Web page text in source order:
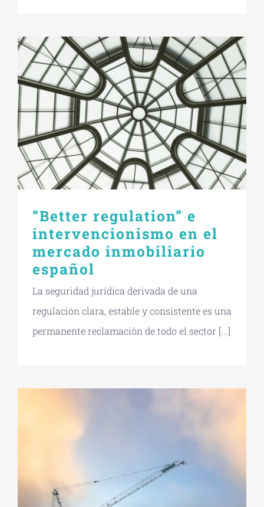
“Better regulation” e
intervencionismo en el
mercado inmobiliario
español
La seguridad jurídica derivada de una
regulación clara, estable y consistente es una
permanente reclamación de todo el sector [...]